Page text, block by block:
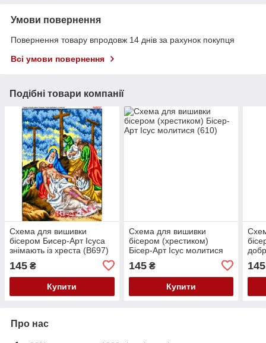
Умови повернення
Повернення товару впродовж 14 днів за рахунок покупця
Всі умови повернення
Подібні товари компанії
Схема для вишивки
бісером Бисер-Арт Ісуса
знімають із хреста (B697)
145 ₴
Купити
Схема для вишивки
бісером (хрестиком)
Бісер-Арт Ісус молитися
145₴
Купити
145
Про нас